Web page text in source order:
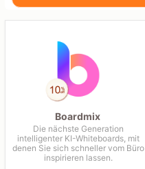
Boardmix
Die nächste Generation
intelligenter KI-Whiteboards, mit
denen Sie sich schneller vom Büro
inspirieren lassen.